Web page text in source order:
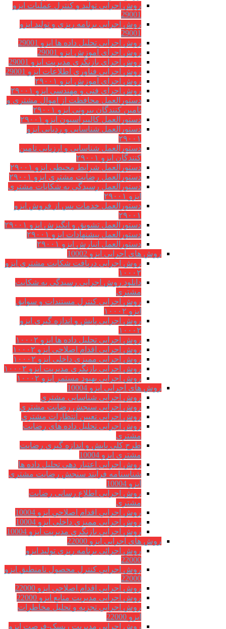
روش اجرایی تولید و کنترل عملیات ایزو
29001
روش اجرایی برنامه ریزی و تولید ایزو
29001
روش اجرایی تحلیل داده ها ایزو 29001
روش اجرای آموزش ایزو 29001
روش اجرای بازنگری مدیریت ایزو 29001
روش اجرایی فناوری اطلاعات ایزو 29001
روش اجرای آموزش ایزو ۲۹۰۰۱
روش اجرای فنی و مهندسی ایزو ۲۹۰۰۱
دستورالعمل محافظت از اموال مشتری و
تامین کنندگان بیرونی ایزو ۲۹۰۰۱
دستورالعمل کالیبراسیون ایزو ۲۹۰۰۱
دستورالعمل شناسایی و ردیابی ایزو
۲۹۰۰۱
دستورالعمل شناسایی و ارزیابی تامین
کنندگان ایزو ۲۹۰۰۱
دستورالعمل شرایط محیطی ایزو ۲۹۰۰۱
دستورالعمل رضایت مشتری ایزو ۲۹۰۰۱
دستورالعمل رسیدگی به شکایات مشتری
ایزو ۲۹۰۰۱
دستورالعمل خدمات پس از فروش ایزو
۲۹۰۰۱
دستورالعمل تشویق و انگیزش ایزو ۲۹۰۰۱
دستورالعمل پیشنهادات ایزو ۲۹۰۰۱
دستورالعمل انبارش ایزو ۲۹۰۰۱
روش های اجرایی ایزو 10002
روش اجرایی دریافت شکایت مشتری ایزو
۱۰۰۰۲
دانلود روش اجرایی رسیدگی به شکایت
مشتری
روش اجرایی کنترل مستندات و سوابق
ایزو ۱۰۰۰۲
روش اجرایی پایش و اندازه گیری ایزو
۱۰۰۰۲
روش اجرایی تحلیل داده ها ایزو ۱۰۰۰۲
روش اجرایی اقدام اصلاحی ایزو ۱۰۰۰۲
روش اجرایی ممیزی داخلی ایزو ۱۰۰۰۲
روش اجرایی بازنگری مدیریت ایزو ۱۰۰۰۲
روش اجرایی بهبود مستمر ایزو ۱۰۰۰۲
روش های اجرایی ایزو 10004
روش اجرایی شناسایی مشتري
روش اجرایی سنجش رضایت مشتري
روش اجرایی تعیین انتظارات مشتري
روش اجرایی تحلیل داده های رضایت
مشتری
طرح کلی پایش و اندازه گیری رضایت
مشتری ایزو 10004
روش اجرایی اعتبار دهی تحلیل داده ها
شناسنامه فرآیند سنجش رضایت مشتری
ایزو 10004
روش اجرایی اطلاع رسانی رضایت
مشتری
روش اجرايي اقدام اصلاحي ایزو 10004
روش اجرایی ممیزی داخلی ایزو 10004
روش اجرايي بازنگري مديريت ایزو 10004
روش های اجرایی ایزو 22000
روش اجرائی برنامه ريزی توليد ایزو
22000
روش اجرايي كنترل محصول نامنطبق ایزو
22000
روش اجرايي اقدام اصلاحي ایزو 22000
روش اجرایی مدیریت منابع ایزو 22000
روش اجرايي تجزیه و تحلیل مخاطرات
ایزو 22000
روش اجرایی مدیریت ریسک-فرصت ایزو